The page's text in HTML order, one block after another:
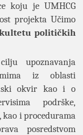
koju je UMHCG
projekta Učimo
političkih
upoznavanja
iz oblasti
okvir kao i o
podrške,
i procedurama
posredstvom